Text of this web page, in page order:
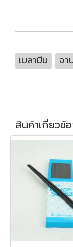
เมลามีน จา
สินค้าเกี่ยวข้